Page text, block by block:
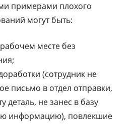
примерами плохого
могут быть:
рабочем месте без
(сотрудник не
письмо в отдел отправки,
деталь, не занес в базу
информацию), повлекшие